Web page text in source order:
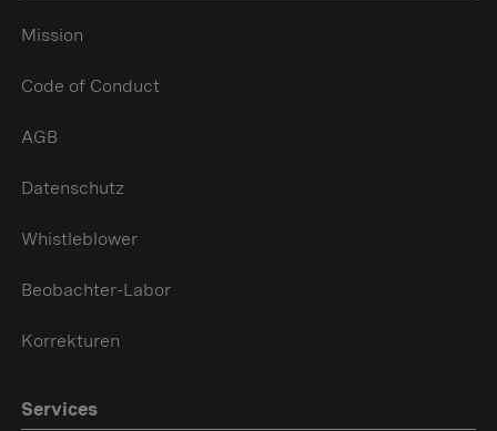
Mission
Code of Conduct
AGB
Datenschutz
Whistleblower
Beobachter-Labor
Korrekturen
Services